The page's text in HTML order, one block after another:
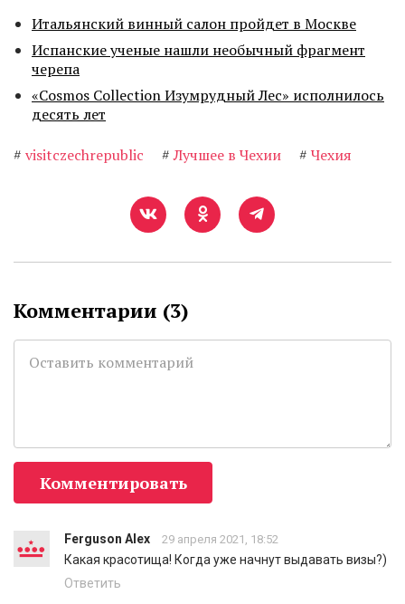
Итальянский винный салон пройдет в Москве
Испанские ученые нашли необычный фрагмент
черепа
«Cosmos Collection Изумрудный Лес» исполнилось
десять лет
# visitczechrepublic # Лучшее в Чехии # Чехия
Комментарии (3)
Комментировать
Ferguson Alex 29 апреля 2021, 18:52
Какая красотища! Когда уже начнут выдавать визы?)
Ответить